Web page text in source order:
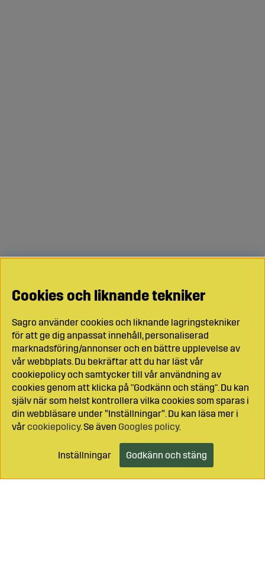
Lägg i kundvagnen
Cookies och liknande tekniker
Sagro använder cookies och liknande lagringstekniker
för att ge dig anpassat innehåll, personaliserad
marknadsföring/annonser och en bättre upplevelse av
vår webbplats. Du bekräftar att du har läst vår
cookiepolicy och samtycker till vår användning av
cookies genom att klicka på "Godkänn och stäng". Du kan
själv när som helst kontrollera vilka cookies som sparas i
din webbläsare under ”Inställningar”. Du kan läsa mer i
vårcookiepolicy. Se även Googles policy.
Inställningar Godkänn och stäng